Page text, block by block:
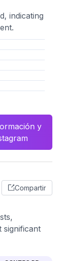
indicating
y
Compartir
significant